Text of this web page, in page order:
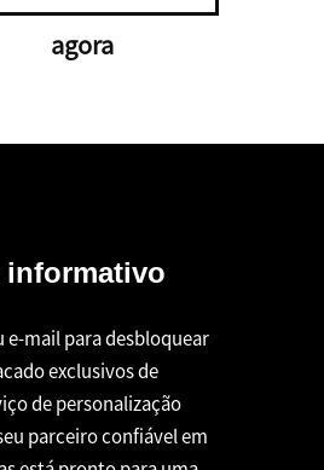
agora
informativo
e-mail para desbloquear
exclusivos de
de personalização
parceiro confiável em